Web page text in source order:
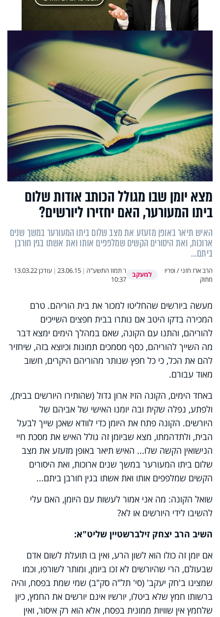
מצא יומן שבו מגולל הכותב אודות שלום
ביתו המעורער, האם יחזירו ליורשים?
האיש תיאר באופן מזעזע את מצב שלום ביתו המעורער במשך שנים
ארוכות, ואת היסורים הקשים שמלפפים אותו ואת אשתו בגין חורבן
ביתם...
הרב ארז חזני / ופריו
מתוק
למעקב ו' תמוז התשע"ה |
23.06.15
| עודכן13.03.22
10:37
מעשה ביורשים שהחליטו למכור את בית הוריהם. טרם
המכירה בדקו היטב אם נותרו בבית חפצים השייכים
להוריהם, והתנו עם הקונה, שאם במהלך הימים ימצא דבר
מה השייך להוריהם, כסף מסמכים תמונות וכיוצא בזה, שיחזיר
להם את הכל, כי כל חפץ שנותר מהוריהם היקרים, חשוב
מאוד עבורם.
באחד הימים, הקונה הזיז ארון גדול (שהותירו היורשים בבית),
ולפתע, נפלה שקית ובה יומנו האישי של אביהם של
היורשים. הקונה פתח את היומן כדי לוודא שאכן שייך לבעל
הבית, ולתדהמתו, מצא שביומן זה גולל האיש את מסכת חיי
הנישואין הקשה שלו... האיש תיאר באופן מזעזע את מצב
שלום ביתו המעורער במשך שנים ארוכות, ואת היסורים
הקשים שמלפפים אותו ואת אשתו בגין חורבן ביתם...
שואל הקונה: מה אני אמור לעשות עם היומן, האם עלי
להשיבו לידי היורשים או לא?
השיב הרב יצחק זילברשטיין שליט"א:
אם יומן זה כולו הוא לשון הרע, ואין בו תועלת לשום אדם
שבעולם, הרי שהיורשים לא זכו ביומן, ומותר לשורפו, וכמו
שמצינו ב'חק יעקב' (סי' תל"ה סק"ב) שמי שמת בפסח, והיה
ברשותו חמץ שלא ביטלו, יורשיו אינם יורשים את החמץ, כיון
שלחמץ אין שוויות ממונית בפסח, אלא הוא רק איסור, ואין